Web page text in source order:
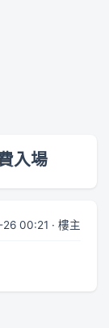
入場
00:21 · 樓主